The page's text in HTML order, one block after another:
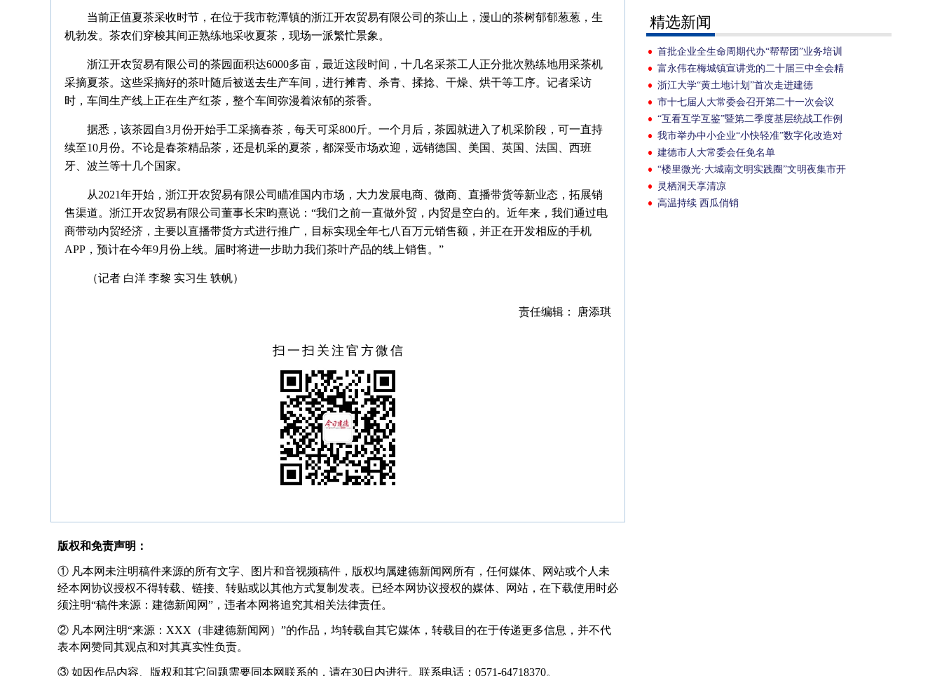
精选新闻
首批企业全生命周期代办“帮帮团”业务培训
会举行
富永伟在梅城镇宣讲党的二十届三中全会精
神
浙江大学“黄土地计划”首次走进建德
市十七届人大常委会召开第二十一次会议
“互看互学互鉴”暨第二季度基层统战工作例
会召开
我市举办中小企业“小快轻准”数字化改造对
接会
建德市人大常委会任免名单
“楼里微光·大城南文明实践圈”文明夜集市开
市
灵栖洞天享清凉
高温持续 西瓜俏销
当前正值夏茶采收时节，在位于我市乾潭镇的浙江开农贸易有限公司的茶山上，漫山的茶树郁郁葱葱，生
机勃发。茶农们穿梭其间正熟练地采收夏茶，现场一派繁忙景象。
浙江开农贸易有限公司的茶园面积达6000多亩，最近这段时间，十几名采茶工人正分批次熟练地用采茶机
采摘夏茶。这些采摘好的茶叶随后被送去生产车间，进行摊青、杀青、揉捻、干燥、烘干等工序。记者采访
时，车间生产线上正在生产红茶，整个车间弥漫着浓郁的茶香。
据悉，该茶园自3月份开始手工采摘春茶，每天可采800斤。一个月后，茶园就进入了机采阶段，可一直持
续至10月份。不论是春茶精品茶，还是机采的夏茶，都深受市场欢迎，远销德国、美国、英国、法国、西班
牙、波兰等十几个国家。
从2021年开始，浙江开农贸易有限公司瞄准国内市场，大力发展电商、微商、直播带货等新业态，拓展销
售渠道。浙江开农贸易有限公司董事长宋昀熹说：“我们之前一直做外贸，内贸是空白的。近年来，我们通过电
商带动内贸经济，主要以直播带货方式进行推广，目标实现全年七八百万元销售额，并正在开发相应的手机
APP，预计在今年9月份上线。届时将进一步助力我们茶叶产品的线上销售。”
（记者 白洋 李黎 实习生 轶帆）
责任编辑： 唐添琪
扫一扫关注官方微信
版权和免责声明：
① 凡本网未注明稿件来源的所有文字、图片和音视频稿件，版权均属建德新闻网所有，任何媒体、网站或个人未
经本网协议授权不得转载、链接、转贴或以其他方式复制发表。已经本网协议授权的媒体、网站，在下载使用时必
须注明“稿件来源：建德新闻网”，违者本网将追究其相关法律责任。
② 凡本网注明“来源：XXX（非建德新闻网）”的作品，均转载自其它媒体，转载目的在于传递更多信息，并不代
表本网赞同其观点和对其真实性负责。
③ 如因作品内容、版权和其它问题需要同本网联系的，请在30日内进行。联系电话：0571-64718370。